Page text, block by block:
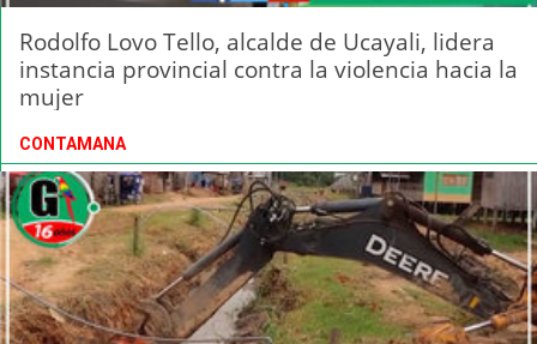
Rodolfo Lovo Tello, alcalde de Ucayali, lidera
instancia provincial contra la violencia hacia la
mujer
CONTAMANA